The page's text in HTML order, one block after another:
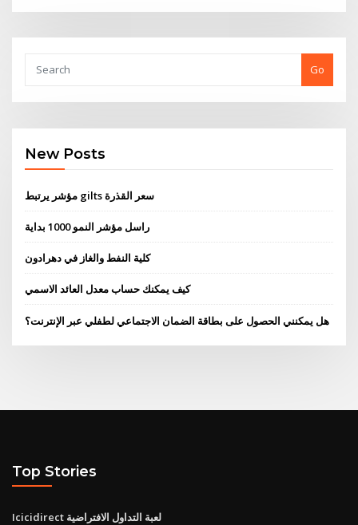
Go
New Posts
مؤشر يرتبط gilts سعر القذرة
راسل مؤشر النمو 1000 بداية
كلية النفط والغاز في دهرادون
كيف يمكنك حساب معدل العائد الاسمي
هل يمكنني الحصول على بطاقة الضمان الاجتماعي لطفلي عبر الإنترنت؟
Top Stories
Icicidirect لعبة التداول الافتراضية